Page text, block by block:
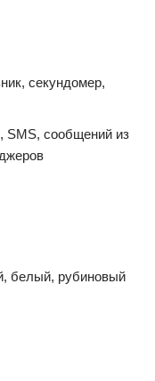
секундомер,
SMS, сообщений из
белый, рубиновый